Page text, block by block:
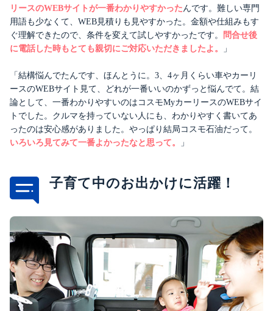
リースのWEBサイトが一番わかりやすかった んです。難しい専門
用語も少なくて、WEB見積りも見やすかった。金額や仕組みもす
ぐ理解できたので、条件を変えて試しやすかったです。
問合せ後
に電話した時もとても親切にご対応いただきましたよ。
」
「結構悩んでたんです、ほんとうに。 3 4ヶ月くらい車やカーリ
ースのWEBサイト見て、どれが一番いいのかずっと悩んでて。結
論として、一番わかりやすいのはコスモMyカーリースのWEBサイ
トでした。クルマを持っていない人にも、わかりやすく書いてあ
ったのは安心感がありました。やっぱり結局コスモ石油だって。
いろいろ見てみて一番よかったなと思って。
」
子育て中のお出かけに活躍！